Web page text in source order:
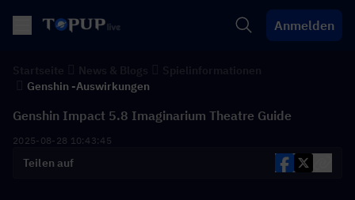
Anmelden
Genshin -Auswirkungen
Genshin Impact 5.8 Imaginarium Theatre Guide
2025-08-28 10:43:45
Teilen auf